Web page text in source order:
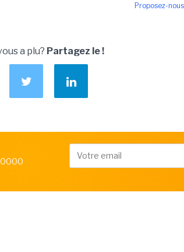
Proposez-
a plu? Partagez le !